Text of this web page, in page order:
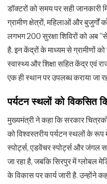
डॉक्टरों को समय पर सही
ग्रामीण क्षेत्रों, महिलाओं और बुजुर्गों
लगभग 200 सुरक्षा शिविरों को अब
है. इन केंद्रों के माध्यम से ग्रामीणों
स्वास्थ्य और शिक्षा सहित केंद्र एवं
एक ही स्थान पर उपलब्ध कराया जा
पर्यटन स्थलों को विकसित
मुख्यमंत्री ने कहा कि सरकार
को विश्वस्तरीय पर्यटन स्थलों के रूप
स्पोर्ट्स, एडवेंचर स्पोर्ट्स और जंगल
जा रहा है, जबकि सिरपुर में ग्लोबल
के विकास पर कार्य जारी है. उन्होंने